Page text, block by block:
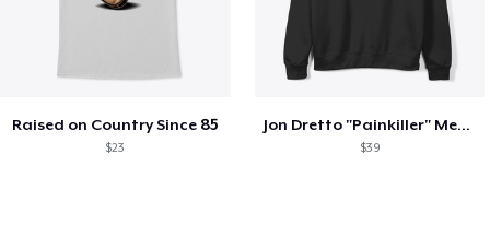
Raised on Country Since 85
$23
Jon Dretto "Painkiller" Merch Collection
$39